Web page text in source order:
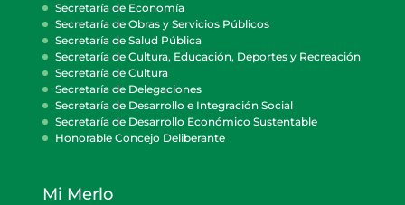
Secretaría de Economía
Secretaría de Obras y Servicios Públicos
Secretaría de Salud Pública
Secretaría de Cultura, Educación, Deportes y Recreación
Secretaría de Cultura
Secretaría de Delegaciones
Secretaría de Desarrollo e Integración Social
Secretaría de Desarrollo Económico Sustentable
Honorable Concejo Deliberante
Mi Merlo